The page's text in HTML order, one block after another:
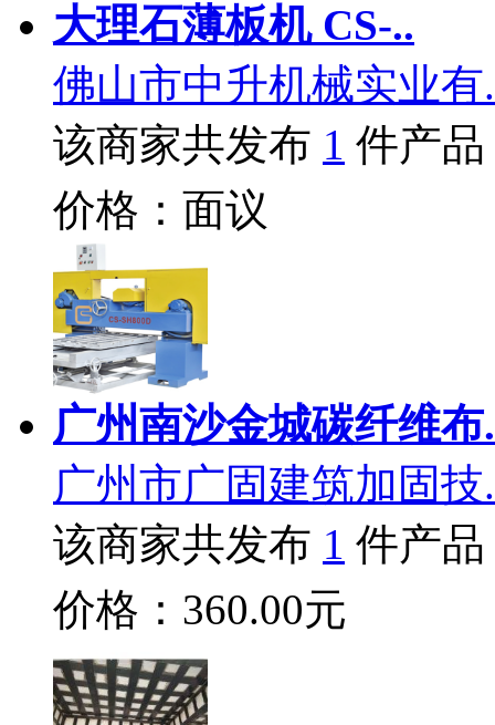
大理石薄板机 CS-..
佛山市中升机械实业有
该商家共发布 1 件产品
价格：面议
广州南沙金城碳纤维布
广州市广固建筑加固技
该商家共发布 1 件产品
价格：360.00元